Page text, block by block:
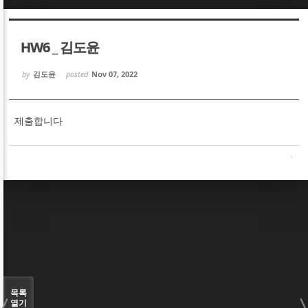
HW6 _ 김도윤
by 김도윤 posted Nov 07, 2022
제출합니다
목록
열기
Sketchbook5, 스케치북5
Sketchbook5, 스케치북5
Sketchbook5, 스케치북5
Sketchbook5, 스케치북5